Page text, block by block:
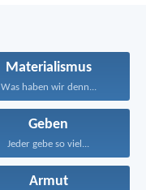
Materialismus
Was haben wir denn...
Geben
Jeder gebe so viel...
Armut